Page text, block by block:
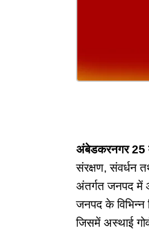
अंबेडकरनगर 25
संरक्षण, संवर्धन
अंतर्गत जनपद में
जनपद के विभिन्न
जिसमें अस्थाई